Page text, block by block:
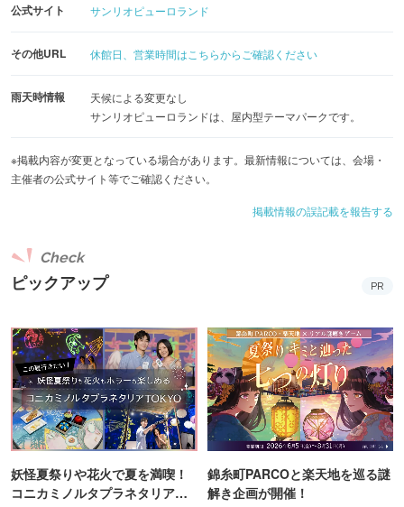
公式サイト サンリオピューロランド
その他URL 休館日、営業時間はこちらからご確認ください
雨天時情報
天候による変更なし
サンリオピューロランドは、屋内型テーマパークです。
※掲載内容が変更となっている場合があります。最新情報については、会場・
主催者の公式サイト等でご確認ください。
掲載情報の誤記載を報告する
ピックアップ
Check
PR
妖怪夏祭りや花火で夏を満喫！
コニカミノルタプラネタリア
錦糸町PARCOと楽天地を巡る謎
解き企画が開催！